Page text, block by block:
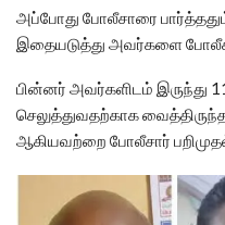
அப்போது போலீசாரை
இதையடுத்து அவர்களை
பின்னர் அவர்களிடம் இருந்து
செலுத்துவதற்காக
ஆகியவற்றை போலீசார்